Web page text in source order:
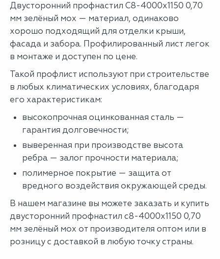
Двусторонний профнастил С8-4000х1150 0,70
мм зелёный мох — материал, одинаково
хорошо подходящий для отделки крыши,
фасада и забора. Профилированный лист легок
в монтаже и доступен по цене.
Такой профлист используют при строительстве
в любых климатических условиях, благодаря
его характеристикам:
высокопрочная оцинкованная сталь —
гарантия долговечности;
выверенная при производстве высота
ребра — залог прочности материала;
полимерное покрытие — защита от
вредного воздействия окружающей среды.
В нашем магазине вы можете заказать и купить
двусторонний профнастил с8-4000х1150 0,70
мм зелёный мох от производителя оптом или в
розницу с доставкой в любую точку страны.